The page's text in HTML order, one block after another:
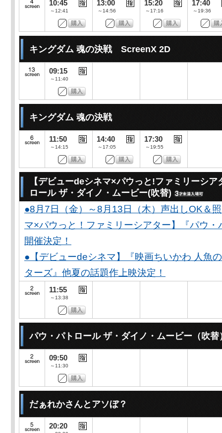
10:45
～12:41
13:00
～14:56
15:20
～17:16
17:40
～19:36
キングダム 魂の決戦 ScreenX 2D
09:15
～11:40
キングダム 魂の決戦
11:50
～14:15
14:40
～17:05
17:30
～19:55
【デビューdeシネマ×パウっと!ファミリーシア
ロール ザ・ダイノ・ムービー(吹替)
●8月7日（金）～8月13日（木）声出しOK＆
マ×パウっと！ファミリーシアター】『パウ
開催決定！
●【デビューdeシネマ】『映画ちいかわ 人魚
ターズ』他夏の話題作上映決定！
11:55
～13:38
パウ・パトロール ザ・ダイノ・ムービー（吹替
09:50
～11:30
だぁれかさんとアソぼ？
20:20